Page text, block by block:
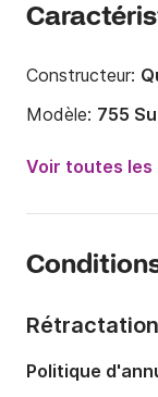
Constructeur:
Modèle: 755
Puissance
Capacité à
Nombre de
Voir toutes
Politique